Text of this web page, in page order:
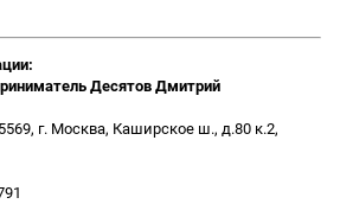
Десятов Дмитрий
г. Москва, Каширское ш., д.80 к.2,